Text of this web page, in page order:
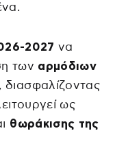
2027 να
των αρμόδιων
, διασφαλίζοντας
ως
θωράκισης της